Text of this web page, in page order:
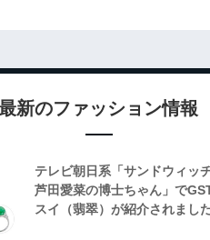
新のファッション情報
テレビ朝日系「サンドウィッ
芦田愛菜の博士ちゃん」で
スイ（翡翠）が紹介されまし